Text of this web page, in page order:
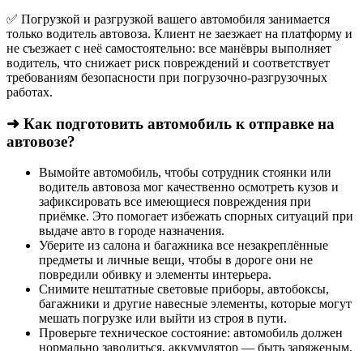
✅ Погрузкой и разгрузкой вашего автомобиля занимается
только водитель автовоза. Клиент не заезжает на платформу и
не съезжает с неё самостоятельно: все манёвры выполняет
водитель, что снижает риск повреждений и соответствует
требованиям безопасности при погрузочно-разгрузочных
работах.
➜ Как подготовить автомобиль к отправке на
автовозе?
Вымойте автомобиль, чтобы сотрудник стоянки или
водитель автовоза мог качественно осмотреть кузов и
зафиксировать все имеющиеся повреждения при
приёмке. Это помогает избежать спорных ситуаций при
выдаче авто в городе назначения.
Уберите из салона и багажника все незакреплённые
предметы и личные вещи, чтобы в дороге они не
повредили обивку и элементы интерьера.
Снимите нештатные световые приборы, автобоксы,
багажники и другие навесные элементы, которые могут
мешать погрузке или выйти из строя в пути.
Проверьте техническое состояние: автомобиль должен
нормально заводиться, аккумулятор — быть заряженым,